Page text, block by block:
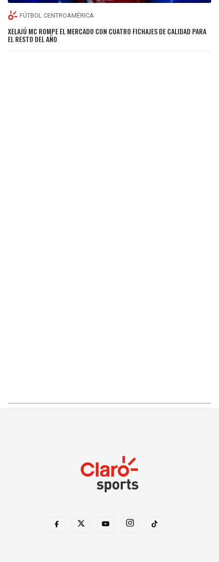
FÚTBOL CENTROAMÉRICA
XELAJÚ MC ROMPE EL MERCADO CON CUATRO FICHAJES DE CALIDAD PARA
EL RESTO DEL AÑO